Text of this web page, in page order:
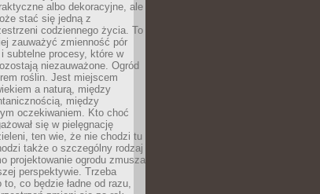
albo dekoracyjne, ale
stać się jedną z
codziennego życia. To
zauważyć zmienność pór
subtelne procesy, które w
niezauważone. Ogród
roślin. Jest miejscem
a naturą, między
między
oczekiwaniem. Kto choć
się w pielęgnację
ten wie, że nie chodzi tu
także o szczególny rodzaj
projektowanie ogrodu zmusza
perspektywie. Trzeba
co będzie ładne od razu,